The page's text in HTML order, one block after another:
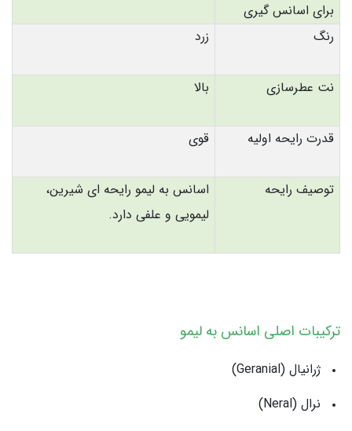
برای اسانس گیری
رنگ زرد
نت عطرسازی بالا
قدرت رایحه اولیه قوی
توصیف رایحه
اسانس به لیمو رایحه ای شیرین،
لیمویی و علفی دارد.
ترکیبات اصلی اسانس به لیمو
ژرانیال (Geranial)
نرال (Neral)